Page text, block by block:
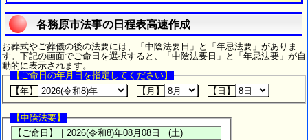
各務原市法事の日程表高速作成
お葬式やご葬儀の後の法要には、「中陰法要日」と「年忌法要」がありま
す。下記の画面でご命日を選択すると、「中陰法要日」と「年忌法要」が自
動的に表示されます。
【ご命日の年月日を指定してください】
【年】
【月】 【日】
【中陰法要】